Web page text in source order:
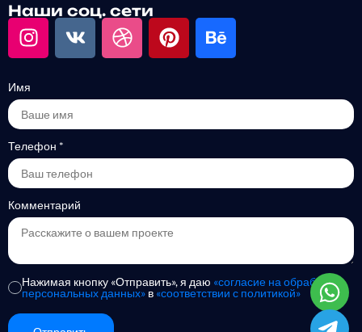
Наши соц. сети
Имя
Телефон *
Комментарий
Нажимая кнопку «Отправить», я даю «согласие на обработку
персональных данных»в «соответствии с политикой»